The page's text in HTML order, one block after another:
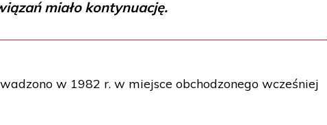
miało kontynuację.
w 1982 r. w miejsce obchodzonego wcześniej